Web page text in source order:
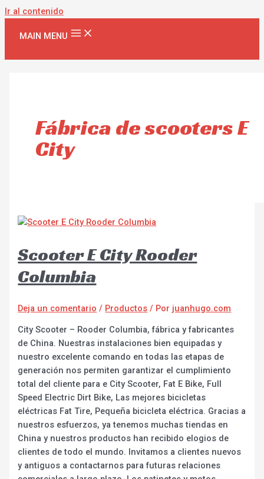
Ir al contenido
MAIN MENU
Fábrica de scooters E
City
Scooter E City Rooder
Columbia
Deja un comentario / Productos / Por juanhugo.com
City Scooter – Rooder Columbia, fábrica y fabricantes
de China. Nuestras instalaciones bien equipadas y
nuestro excelente comando en todas las etapas de
generación nos permiten garantizar el cumplimiento
total del cliente para e City Scooter, Fat E Bike, Full
Speed Electric Dirt Bike, Las mejores bicicletas
eléctricas Fat Tire, Pequeña bicicleta eléctrica. Gracias a
nuestros esfuerzos, ya tenemos muchas tiendas en
China y nuestros productos han recibido elogios de
clientes de todo el mundo. Invitamos a clientes nuevos
y antiguos a contactarnos para futuras relaciones